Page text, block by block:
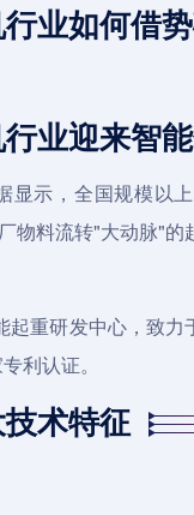
业如何借
业迎来智
示，全国规模以
物料流转"大动脉"
重研发中心，致
利认证。
术特征